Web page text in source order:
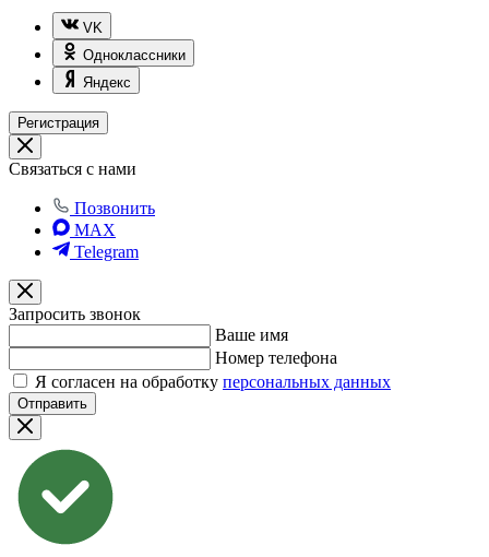
VK
Одноклассники
Яндекс
Регистрация
Связаться с нами
Позвонить
MAX
Telegram
Запросить звонок
Ваше имя
Номер телефона
Я согласен на обработку персональных данных
Отправить